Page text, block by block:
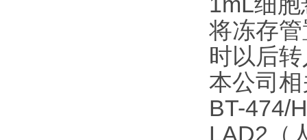
将冻存
时以后
本公司
BT-474/
LAD2（